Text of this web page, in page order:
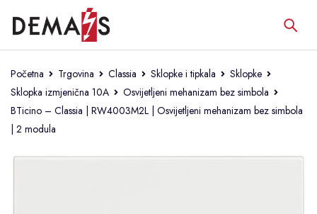
Početna Trgovina Classia Sklopke i tipkala
Sklopke
Sklopka izmjenična 10A
Osvijetljeni mehanizam bez simbola
BTicino – Classia | RW4003M2L | Osvijetljeni mehanizam bez simbola
| 2 modula